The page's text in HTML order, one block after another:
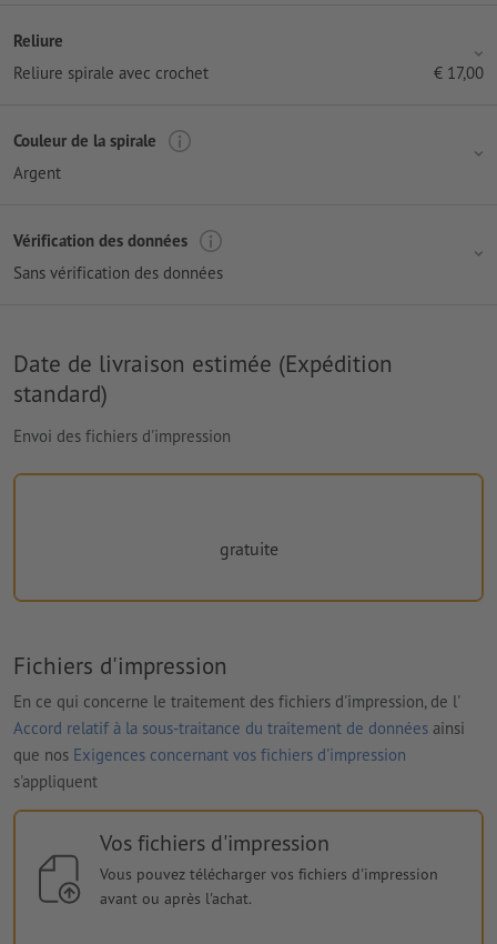
Reliure
Reliure spirale avec crochet
€ 17,00
Couleur de la spirale
Argent
Vérification des données
Sans vérification des données
Date de livraison estimée (Expédition
standard)
Envoi des fichiers d'impression
gratuite
Fichiers d'impression
En ce qui concerne le traitement des fichiers d'impression, de l'
Accord relatif à la sous-traitance du traitement de données ainsi
que nos Exigences concernant vos fichiers d'impression
s'appliquent
Vos fichiers d'impression
Vous pouvez télécharger vos fichiers d'impression
avant ou après l'achat.